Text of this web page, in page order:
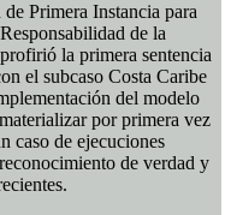
Primera Instancia para
de la
la primera sentencia
el subcaso Costa Caribe
del modelo
por primera vez
caso de ejecuciones
de verdad y